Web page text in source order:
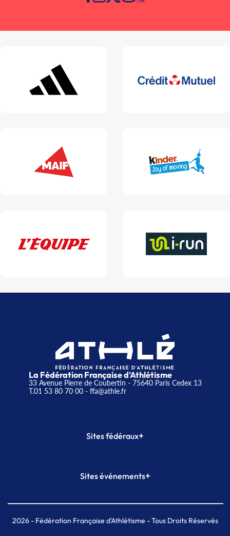
La Fédération Française d'Athlétisme
33 Avenue Pierre de Coubertin - 75640 Paris Cedex 13
T.01 53 80 70 00- ffa@athle.fr
Sites fédéraux+
Plateforme Formation
Sites événements+
Meeting de Paris indoor
MAIF Ekiden de Paris
2026- Fédération Française d'Athlétisme - Tous Droits Réservés